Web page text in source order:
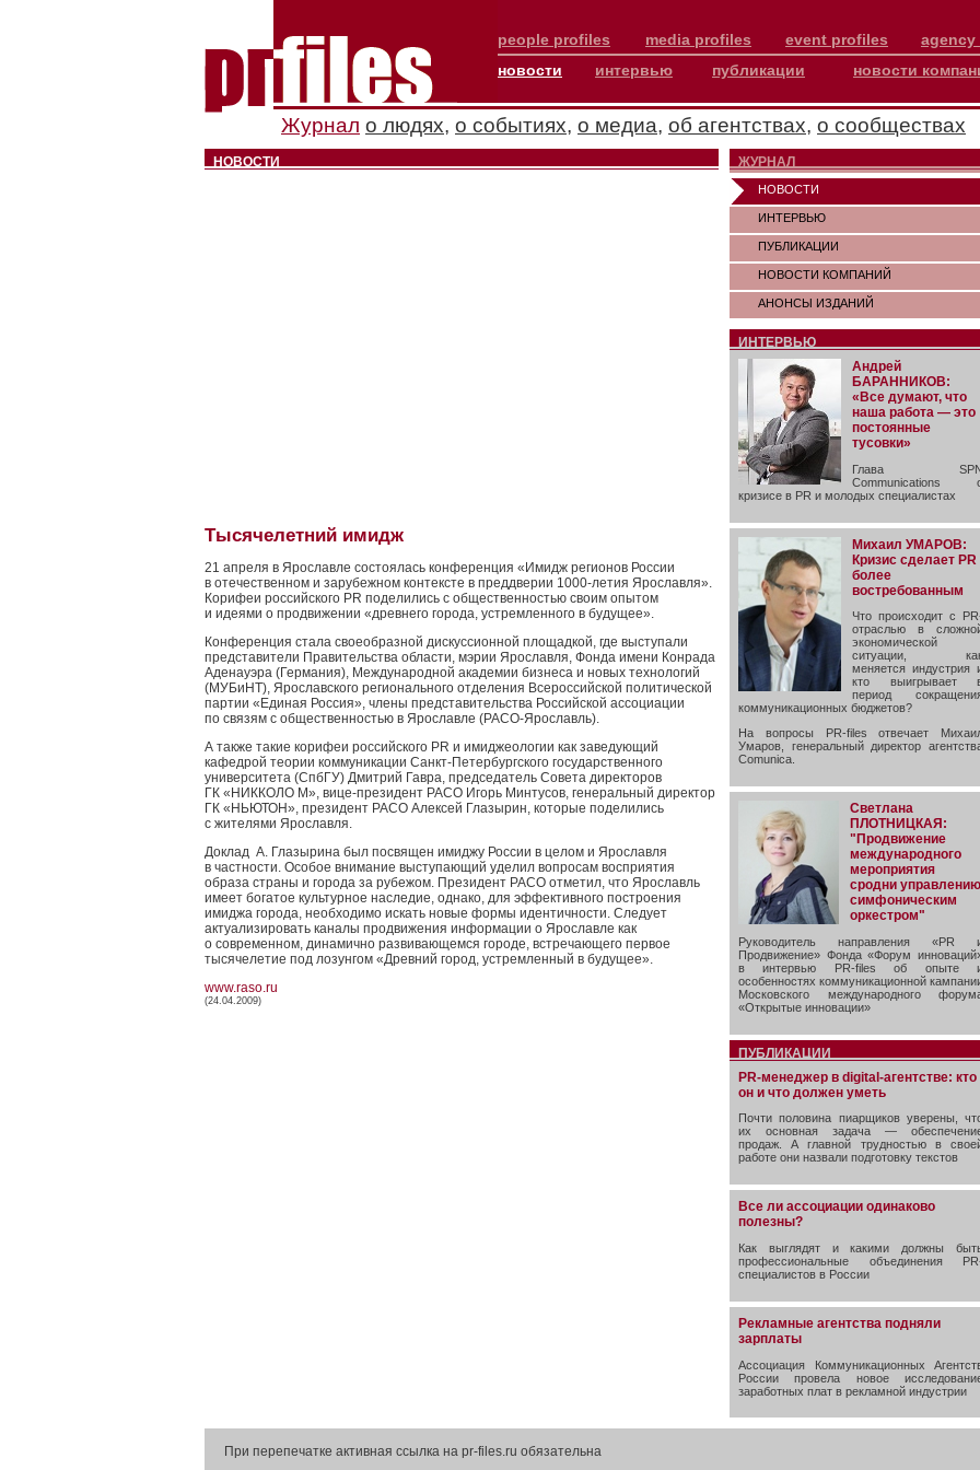
people profiles media profiles event profiles agency
новости
интервью публикации новости
Журнал о людях, о событиях, о медиа, об агентствах, о сообществах
НОВОСТИ
Тысячелетний имидж
21 апреля в Ярославле состоялась конференция «Имидж регионов России
в отечественном и зарубежном контексте в преддверии 1000-летия Ярославля».
Корифеи российского PR поделились с общественностью своим опытом
и идеями о продвижении «древнего города, устремленного в будущее».
Конференция стала своеобразной дискуссионной площадкой, где выступали
представители Правительства области, мэрии Ярославля, Фонда имени Конрада
Аденауэра (Германия), Международной академии бизнеса и новых технологий
(МУБиНТ), Ярославского регионального отделения Всероссийской политической
партии «Единая Россия», члены представительства Российской ассоциации
по связям с общественностью в Ярославле (РАСО-Ярославль).
А также такие корифеи российского PR и имиджеологии как заведующий
кафедрой теории коммуникации Санкт-Петербургского государственного
университета (СпбГУ) Дмитрий Гавра, председатель Совета директоров
ГК «НИККОЛО М», вице-президент РАСО Игорь Минтусов, генеральный директор
ГК «НЬЮТОН», президент РАСО Алексей Глазырин, которые поделились
с жителями Ярославля.
Доклад А. Глазырина был посвящен имиджу России в целом и Ярославля
в частности. Особое внимание выступающий уделил вопросам восприятия
образа страны и города за рубежом. Президент РАСО отметил, что Ярославль
имеет богатое культурное наследие, однако, для эффективного построения
имиджа города, необходимо искать новые формы идентичности. Следует
актуализировать каналы продвижения информации о Ярославле как
о современном, динамично развивающемся городе, встречающего первое
тысячелетие под лозунгом «Древний город, устремленный в будущее».
www.raso.ru
(24.04.2009)
ЖУРНАЛ
НОВОСТИ
ИНТЕРВЬЮ
ПУБЛИКАЦИИ
НОВОСТИ КОМПАНИЙ
АНОНСЫ ИЗДАНИЙ
ИНТЕРВЬЮ
Андрей
БАРАННИКОВ:
«Все думают, что
наша работа — это
постоянные
тусовки»
Глава
Communications
кризисе в PR и молодых специалистах
Михаил УМАРОВ:
Кризис сделает PR
более
востребованным
Что происходит с
отраслью в
экономической
ситуации,
меняется индустрия
кто выигрывает
период
коммуникационных бюджетов?
На вопросы PR-files отвечает
Умаров, генеральный директор
Comunica.
Светлана
ПЛОТНИЦКАЯ:
"Продвижение
международного
мероприятия
сродни управлению
симфоническим
оркестром"
Руководитель направления «PR
Продвижение» Фонда «Форум
в интервью PR-files об опыте
особенностях коммуникационной
Московского международного
«Открытые инновации»
ПУБЛИКАЦИИ
PR-менеджер в digital-агентстве: кто
он и что должен уметь
Почти половина пиарщиков уверены,
их основная задача —
продаж. А главной трудностью в
работе они назвали подготовку текстов
Все ли ассоциации одинаково
полезны?
Как выглядят и какими должны
профессиональные объединения
специалистов в России
Рекламные агентства подняли
зарплаты
Ассоциация Коммуникационных
России провела новое
заработных плат в рекламной индустрии
При перепечатке активная ссылка на pr-files.ru обязательна